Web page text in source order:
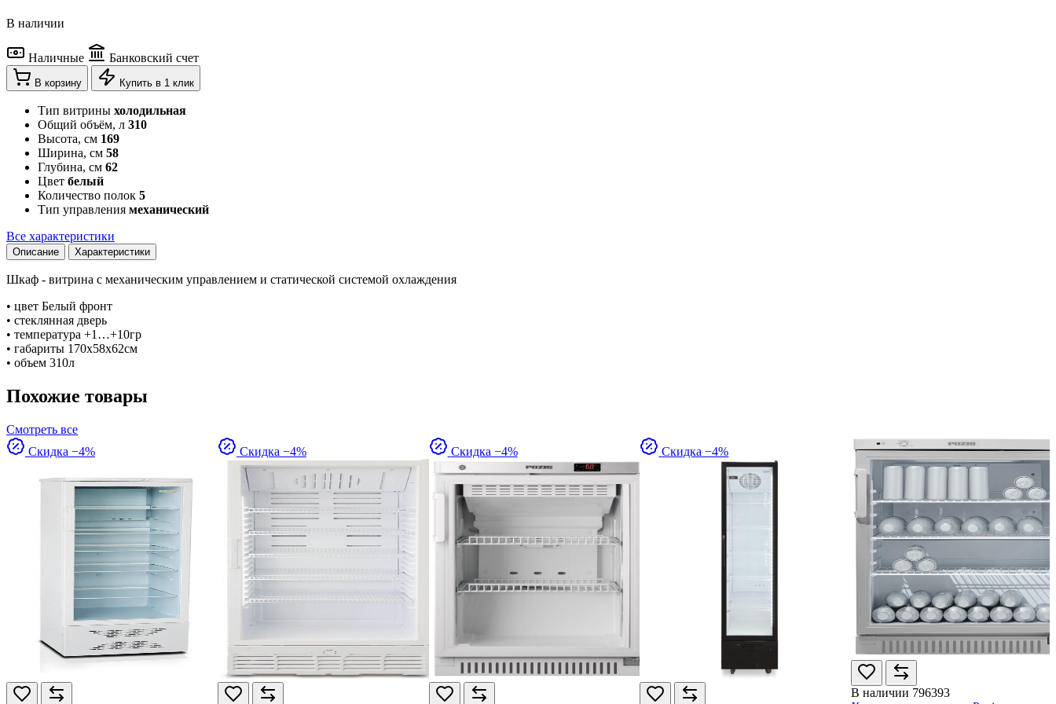
В наличии
Наличные Банковский счет
В корзину Купить в 1 клик
Тип витрины холодильная
Общий объём, л 310
Высота, см 169
Ширина, см 58
Глубина, см 62
Цвет белый
Количество полок 5
Тип управления механический
Все характеристики
Описание Характеристики
Шкаф - витрина с механическим управлением и статической системой охлаждения
• цвет Белый фронт
• стеклянная дверь
• температура +1…+10гр
• габариты 170х58х62см
• объем 310л
Похожие товары
Смотреть все
Скидка −4%
Скидка −4% Скидка −4% Скидка −4%
В наличии 796393